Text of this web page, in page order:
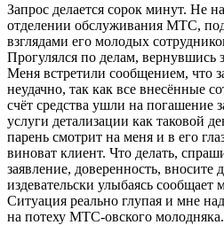
Запрос делается сорок минут. Не
отделении обслуживания МТС,
взглядами его молодых
Прогулялся по делам, вернувшись
Меня встретили сообщением, что
неудачно, так как все внесённые
счёт средства ушли на погашение
услуги детализации как таковой
парень смотрит на меня и в его
виноват клиент. Что делать,
заявление, доверенность, вносите
издевательски улыбаясь
Ситуация реально глупая и мне
на потеху МТС-овского